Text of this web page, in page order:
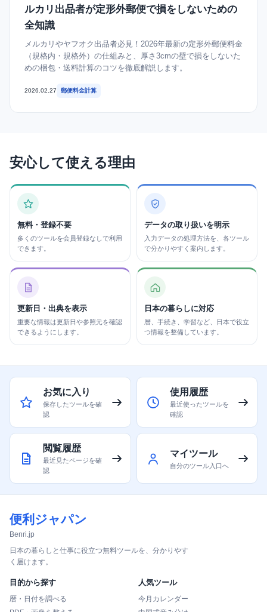
ルカリ出品者が定形外郵便で損をしないための
全知識
メルカリやヤフオク出品者必見！2026年最新の定形外郵便料金
（規格内・規格外）の仕組みと、厚さ3cmの壁で損をしないた
めの梱包・送料計算のコツを徹底解説します。
2026.02.27 郵便料金計算
安心して使える理由
無料・登録不要
多くのツールを会員登録なしで利用
できます。
データの取り扱いを明示
入力データの処理方法を、各ツール
で分かりやすく案内します。
更新日・出典を表示
重要な情報は更新日や参照元を確認
できるようにします。
日本の暮らしに対応
暦、手続き、学習など、日本で役立
つ情報を整備しています。
お気に入り
保存したツールを確
認
使用履歴
最近使ったツールを
確認
閲覧履歴
最近見たページを確
認
マイツール
自分のツール入口へ
便利ジャパン
Benri.jp
日本の暮らしと仕事に役立つ無料ツールを、分かりやす
く届けます。
目的から探す
暦・日付を調べる
人気ツール
今月カレンダー